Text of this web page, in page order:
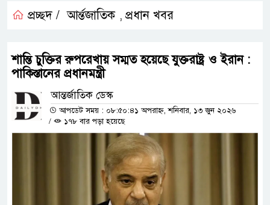
প্রচ্ছদ / আর্ন্তজাতিক , প্রধান খবর
শান্তি চুক্তির রুপরেখায় সম্মত হয়েছে যুক্তরাষ্ট্র ও ইরান :
পাকিস্তানের প্রধানমন্ত্রী
আন্তর্জাতিক ডেস্ক
আপডেট সময় : ০৮:৫০:৪১ অপরাহ্ন, শনিবার, ১৩ জুন ২০২৬
/
১৭৮ বার পড়া হয়েছে